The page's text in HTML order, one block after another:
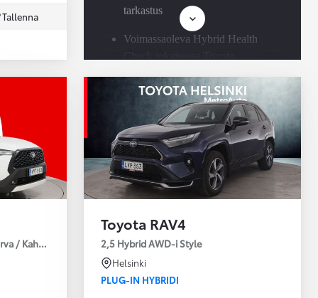
Tallenna
tarkastus
Voimassaoleva Hybrid Health
Saatavilla Easy Osamaksu -
rahoitus ja Toyota Vakuutus
/ Kahdet Renkaat / Huoltokirja / Moottorinlämmitin!
Toyota RAV4
2,5 Hybrid AWD-i Style
Helsinki
PLUG-IN HYBRIDI